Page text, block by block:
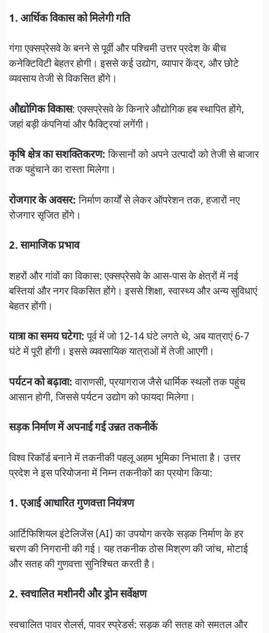
1. आर्थिक विकास को मिलेगी गति
गंगा एक्सप्रेसवे के बनने से पूर्वी और पश्चिमी उत्तर प्रदेश के बीच
कनेक्टिविटी बेहतर होगी। इससे कई उद्योग, व्यापार केंद्र, और छोटे
व्यवसाय तेजी से विकसित होंगे।
औद्योगिक विकास: एक्सप्रेसवे के किनारे औद्योगिक हब स्थापित होंगे,
जहां बड़ी कंपनियां और फैक्ट्रियां लगेंगी।
कृषि क्षेत्र का सशक्तिकरण:किसानों को अपने उत्पादों को तेजी से बाजार
तक पहुंचाने का रास्ता मिलेगा।
रोजगार के अवसर:निर्माण कार्यों से लेकर ऑपरेशन तक, हजारों नए
रोजगार सृजित होंगे।
2. सामाजिक प्रभाव
शहरों और गांवों का विकास: एक्सप्रेसवे के आस-पास के क्षेत्रों में नई
बस्तियां और नगर विकसित होंगे। इससे शिक्षा, स्वास्थ्य और अन्य सुविधाएं
बेहतर होंगी।
यात्रा का समय घटेगा:पूर्व में जो 12-14 घंटे लगते थे, अब यात्राएं 6-7
घंटे में पूरी होंगी। इससे व्यवसायिक यात्राओं में तेजी आएगी।
पर्यटन को बढ़ावा:वाराणसी, प्रयागराज जैसे धार्मिक स्थलों तक पहुंच
आसान होगी, जिससे पर्यटन उद्योग को फायदा मिलेगा।
सड़क निर्माण में अपनाई गई उन्नत तकनीकें
विश्व रिकॉर्ड बनाने में तकनीकी पहलू अहम भूमिका निभाता है। उत्तर
प्रदेश ने इस परियोजना में निम्न तकनीकों का प्रयोग किया:
1. एआई आधारित गुणवत्ता नियंत्रण
आर्टिफिशियल इंटेलिजेंस (AI) का उपयोग करके सड़क निर्माण के हर
चरण की निगरानी की गई। यह तकनीक ठोस मिश्रण की जांच, मोटाई
और सतह की गुणवत्ता सुनिश्चित करती है।
2. स्वचालित मशीनरी और ड्रोन सर्वेक्षण
स्वचालित पावर रोलर्स, पावर स्प्रेडर्स: सड़क की सतह को समतल और